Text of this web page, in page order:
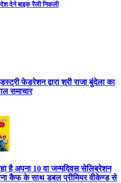
देने बाइक रैली निकली
फेडरेशन द्वारा श्री राजा बुंदेला का
समाचार
है अपना 10 वा जन्मदिवस सेलिब्रेशन
कैफ के साथ डबल प्रीमियर वीकेण्ड से